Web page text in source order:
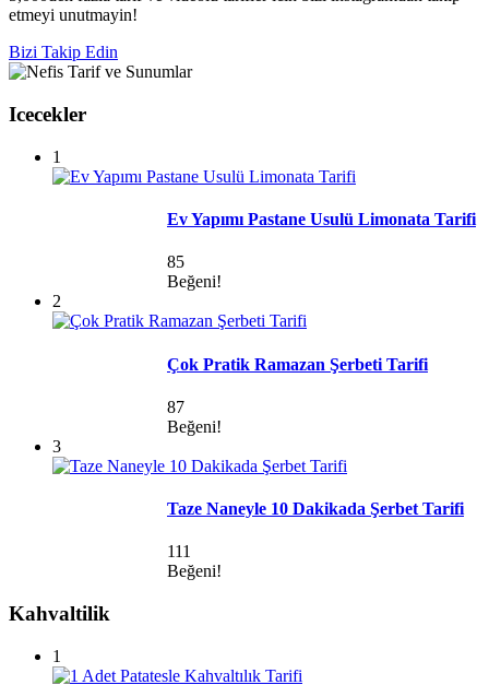
etmeyi unutmayin!
Bizi Takip Edin
Icecekler
1
Ev Yapımı Pastane Usulü Limonata Tarifi
85
Beğeni!
2
Çok Pratik Ramazan Şerbeti Tarifi
87
Beğeni!
3
Taze Naneyle 10 Dakikada Şerbet Tarifi
111
Beğeni!
Kahvaltilik
1